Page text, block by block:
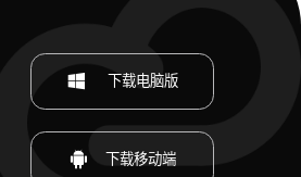
下载电脑版
下载移动端